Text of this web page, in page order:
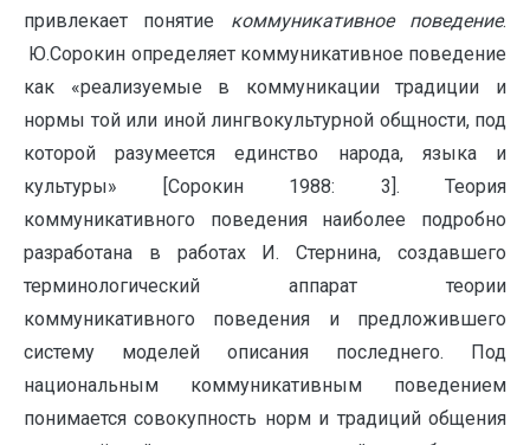
привлекает понятие коммуникативное поведение.
Ю.Сорокин определяет коммуникативное поведение
как «реализуемые в коммуникации традиции и
нормы той или иной лингвокультурной общности, под
которой разумеется единство народа, языка и
культуры» [Сорокин 1988: 3]. Теория
коммуникативного поведения наиболее подробно
разработана в работах И. Стернина, создавшего
терминологический аппарат теории
коммуникативного поведения и предложившего
систему моделей описания последнего. Под
национальным коммуникативным поведением
понимается совокупность норм и традиций общения